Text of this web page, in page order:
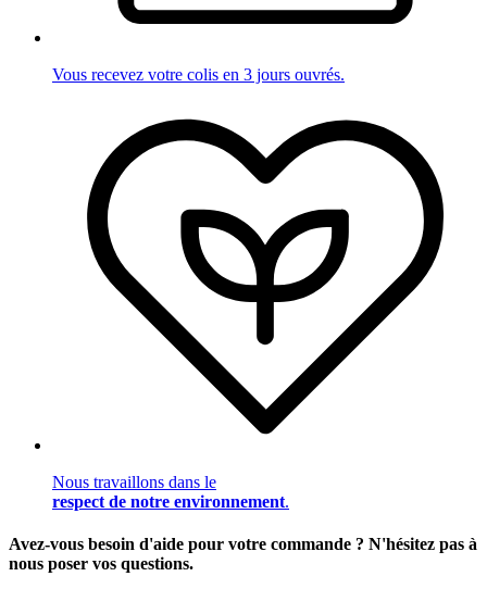
Vous recevez votre colis en 3 jours ouvrés.
Nous travaillons dans le
respect de notre environnement.
Avez-vous besoin d'aide pour votre commande ? N'hésitez pas à
nous poser vos questions.